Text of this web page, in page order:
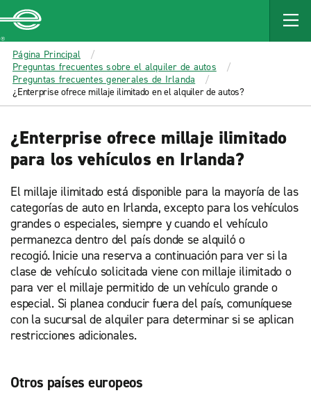
MAIN
CONTENT
Enterprise
Página Principal
Preguntas frecuentes sobre el alquiler de autos
Preguntas frecuentes generales de Irlanda
¿Enterprise ofrece millaje ilimitado en el alquiler de autos?
¿Enterprise ofrece millaje ilimitado
para los vehículos en Irlanda?
El millaje ilimitado está disponible para la mayoría de las
categorías de auto en Irlanda, excepto para los vehículos
grandes o especiales, siempre y cuando el vehículo
permanezca dentro del país donde se alquiló o
recogió. Inicie una reserva a continuación para ver si la
clase de vehículo solicitada viene con millaje ilimitado o
para ver el millaje permitido de un vehículo grande o
especial. Si planea conducir fuera del país, comuníquese
con la sucursal de alquiler para determinar si se aplican
restricciones adicionales.
Otros países europeos